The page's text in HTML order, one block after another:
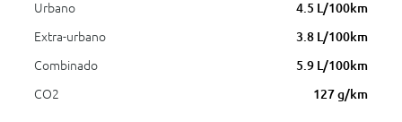
Urbano
4.5 L/100km
Extra-urbano
3.8 L/100km
Combinado
5.9 L/100km
CO2
127 g/km